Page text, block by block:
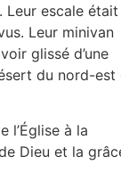
Leur escale
Leur minivan
glissé d’une
du nord-est
l’Église à la
Dieu et la